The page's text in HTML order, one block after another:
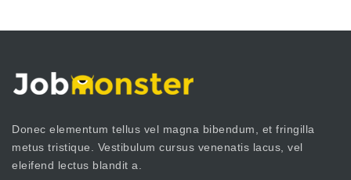
Donec elementum tellus vel magna bibendum, et fringilla
metus tristique. Vestibulum cursus venenatis lacus, vel
eleifend lectus blandit a.